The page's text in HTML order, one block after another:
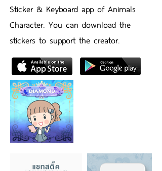
Sticker & Keyboard app of Animals
Character. You can download the
stickers to support the creator.